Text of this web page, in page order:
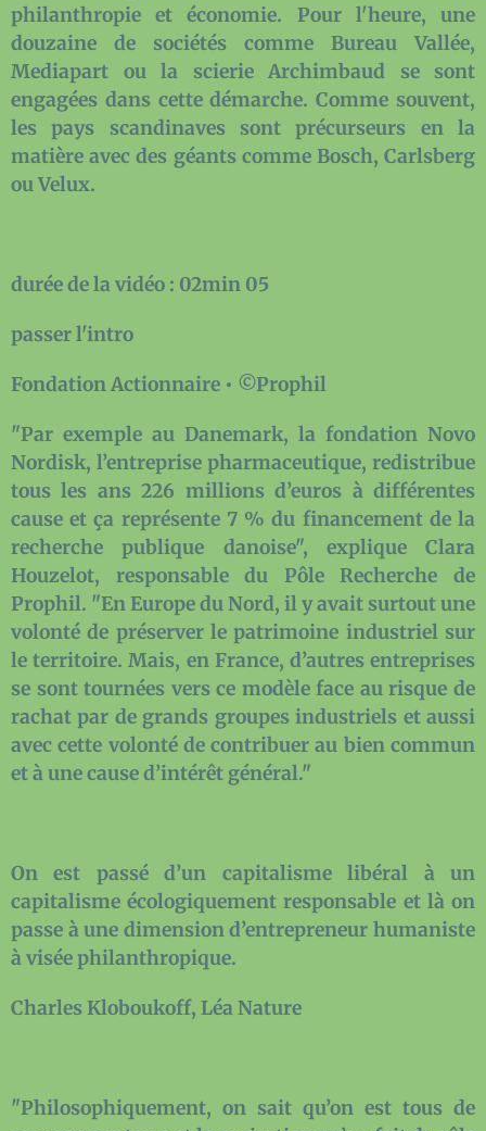
philanthropie et économie. Pour l'heure, une
douzaine de sociétés comme Bureau Vallée,
Mediapart ou la scierie Archimbaud se sont
engagées dans cette démarche. Comme souvent,
les pays scandinaves sont précurseurs en la
matière avec des géants comme Bosch, Carlsberg
ou Velux.
durée de la vidéo : 02min 05
passer l'intro
Fondation Actionnaire • ©Prophil
"Par exemple au Danemark, la fondation Novo
Nordisk, l’entreprise pharmaceutique, redistribue
tous les ans 226 millions d’euros à différentes
cause et ça représente 7 % du financement de la
recherche publique danoise", explique Clara
Houzelot, responsable du Pôle Recherche de
Prophil. "En Europe du Nord, il y avait surtout une
volonté de préserver le patrimoine industriel sur
le territoire. Mais, en France, d’autres entreprises
se sont tournées vers ce modèle face au risque de
rachat par de grands groupes industriels et aussi
avec cette volonté de contribuer au bien commun
et à une cause d’intérêt général."
On est passé d’un capitalisme libéral à un
capitalisme écologiquement responsable et là on
passe à une dimension d’entrepreneur humaniste
à visée philanthropique.
Charles Kloboukoff, Léa Nature
"Philosophiquement, on sait qu’on est tous de